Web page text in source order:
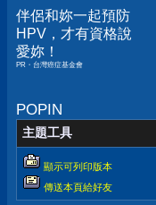
伴侶和妳一起預防
HPV，才有資格說
愛妳！
PR・台灣癌症基金會
POPIN
主題工具
顯示可列印版本
傳送本頁給好友